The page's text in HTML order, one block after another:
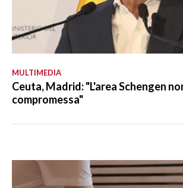
MULTIMEDIA
Ceuta, Madrid: "L'area Schengen
compromessa"